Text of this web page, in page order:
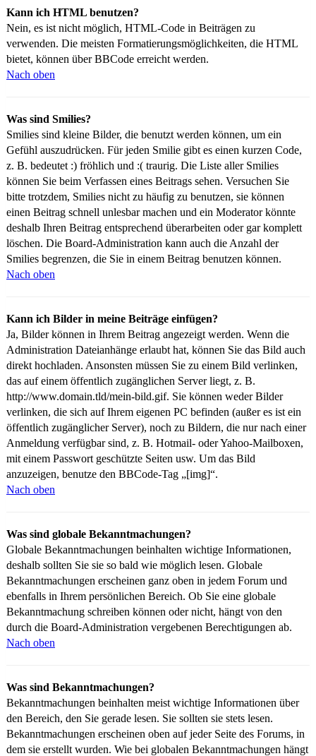
Kann ich HTML benutzen?
Nein, es ist nicht möglich, HTML-Code in Beiträgen zu
verwenden. Die meisten Formatierungsmöglichkeiten, die HTML
bietet, können über BBCode erreicht werden.
Nach oben
Was sind Smilies?
Smilies sind kleine Bilder, die benutzt werden können, um ein
Gefühl auszudrücken. Für jeden Smilie gibt es einen kurzen Code,
z. B. bedeutet :) fröhlich und :( traurig. Die Liste aller Smilies
können Sie beim Verfassen eines Beitrags sehen. Versuchen Sie
bitte trotzdem, Smilies nicht zu häufig zu benutzen, sie können
einen Beitrag schnell unlesbar machen und ein Moderator könnte
deshalb Ihren Beitrag entsprechend überarbeiten oder gar komplett
löschen. Die Board-Administration kann auch die Anzahl der
Smilies begrenzen, die Sie in einem Beitrag benutzen können.
Nach oben
Kann ich Bilder in meine Beiträge einfügen?
Ja, Bilder können in Ihrem Beitrag angezeigt werden. Wenn die
Administration Dateianhänge erlaubt hat, können Sie das Bild auch
direkt hochladen. Ansonsten müssen Sie zu einem Bild verlinken,
das auf einem öffentlich zugänglichen Server liegt, z. B.
http://www.domain.tld/mein-bild.gif. Sie können weder Bilder
verlinken, die sich auf Ihrem eigenen PC befinden (außer es ist ein
öffentlich zugänglicher Server), noch zu Bildern, die nur nach einer
Anmeldung verfügbar sind, z. B. Hotmail- oder Yahoo-Mailboxen,
mit einem Passwort geschützte Seiten usw. Um das Bild
anzuzeigen, benutze den BBCode-Tag „[img]“.
Nach oben
Was sind globale Bekanntmachungen?
Globale Bekanntmachungen beinhalten wichtige Informationen,
deshalb sollten Sie sie so bald wie möglich lesen. Globale
Bekanntmachungen erscheinen ganz oben in jedem Forum und
ebenfalls in Ihrem persönlichen Bereich. Ob Sie eine globale
Bekanntmachung schreiben können oder nicht, hängt von den
durch die Board-Administration vergebenen Berechtigungen ab.
Nach oben
Was sind Bekanntmachungen?
Bekanntmachungen beinhalten meist wichtige Informationen über
den Bereich, den Sie gerade lesen. Sie sollten sie stets lesen.
Bekanntmachungen erscheinen oben auf jeder Seite des Forums, in
dem sie erstellt wurden. Wie bei globalen Bekanntmachungen hängt